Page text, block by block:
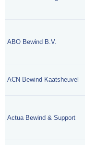
ABO Bewind B.V.
ACN Bewind Kaatsheuvel
Actua Bewind & Support